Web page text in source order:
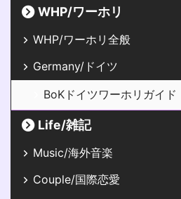
WHP/ワーホリ
WHP/ワーホリ全般
Germany/ドイツ
BoKドイツワーホリガイド
Life/雑記
Music/海外音楽
Couple/国際恋愛